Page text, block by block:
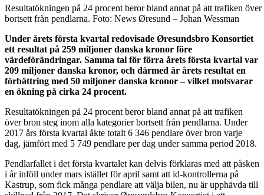
Resultatökningen på 24 procent beror bland annat på att trafiken
bortsett från pendlarna. Foto: News Øresund – Johan Wessman
Under årets första kvartal redovisade Øresundsbro Konsortiet
ett resultat på 259 miljoner danska kronor före
värdeförändringar. Samma tal för förra årets första kvartal var
209 miljoner danska kronor, och därmed är årets resultat en
förbättring med 50 miljoner danska kronor – vilket motsvarar
en ökning på cirka 24 procent.
Resultatökningen på 24 procent beror bland annat på att trafiken
över bron steg inom alla kategorier bortsett från pendlarna. Under
2017 års första kvartal åkte totalt 6 346 pendlare över bron varje
dag, jämfört med 5 749 pendlare per dag under samma period 2018.
Pendlarfallet i det första kvartalet kan delvis förklaras med att påsken
i år inföll under mars istället för april samt att id-kontrollerna på
Kastrup, som fick många pendlare att välja bilen, nu är upphävda till